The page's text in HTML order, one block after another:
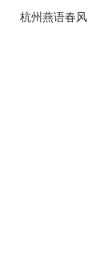
杭州燕语春风